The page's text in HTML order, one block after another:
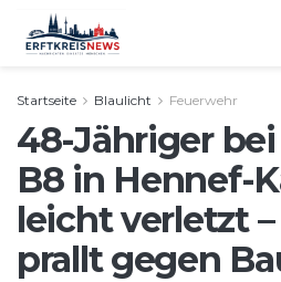
Startseite Blaulicht Feuerwehr
48-Jähriger
B8 in Hennef-
leicht verletzt
prallt gegen